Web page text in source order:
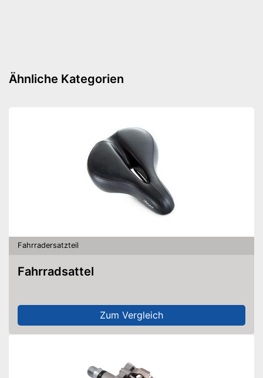
Ähnliche Kategorien
Fahrradersatzteil
Fahrradsattel
Zum Vergleich